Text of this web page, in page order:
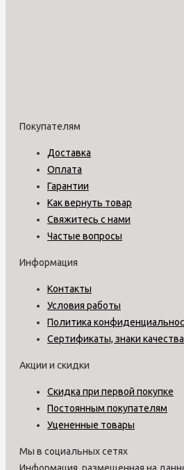
Покупателям
Доставка
Оплата
Гарантии
Как вернуть товар
Свяжитесь с нами
Частые вопросы
Информация
Контакты
Условия работы
Политика
Сертификаты, знаки качества
Акции и скидки
Скидка при первой покупке
Постоянным покупателям
Уцененные товары
Мы в социальных сетях
Информация, размещенная на